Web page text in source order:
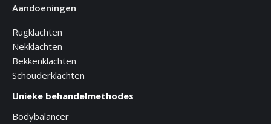
Aandoeningen
Rugklachten
Nekklachten
Bekkenklachten
Schouderklachten
Unieke behandelmethodes
Bodybalancer